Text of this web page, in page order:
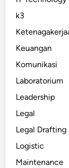
k3
Keuangan
Komunikasi
Laboratorium
Leadership
Legal
Legal Drafting
Logistic
Maintenance